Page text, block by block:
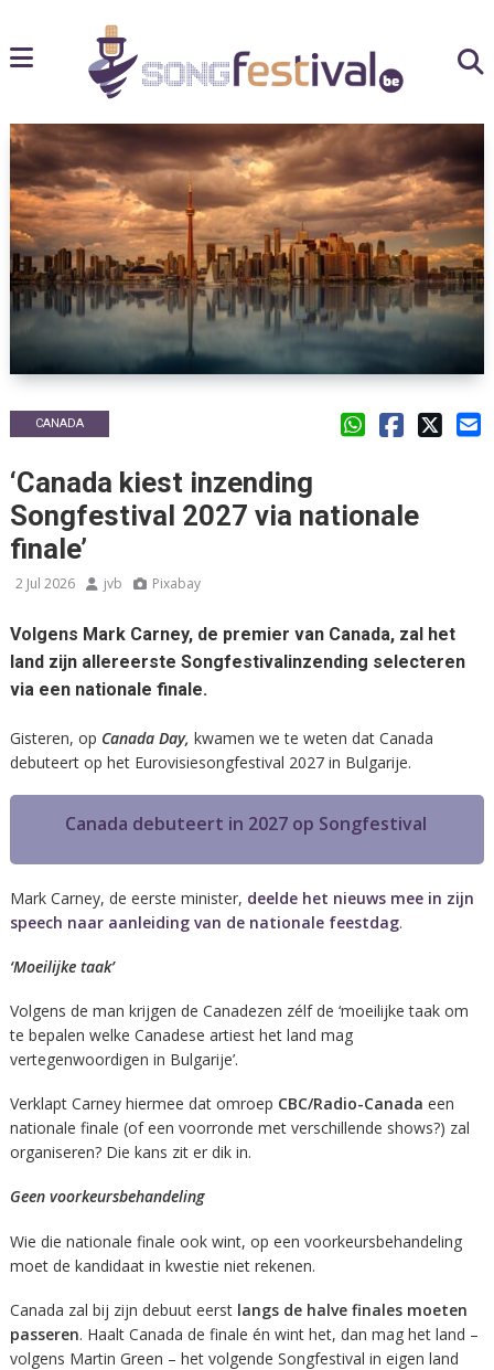
CANADA
‘Canada kiest inzending
Songfestival 2027 via nationale
finale’
2 Jul 2026 jvb Pixabay
Volgens Mark Carney, de premier van Canada, zal het
land zijn allereerste Songfestivalinzending selecteren
via een nationale finale.
Gisteren, op Canada Day, kwamen we te weten dat Canada
debuteert op het Eurovisiesongfestival 2027 in Bulgarije.
Canada debuteert in 2027 op Songfestival
Mark Carney, de eerste minister, deelde het nieuws mee in zijn
speech naar aanleiding van de nationale feestdag.
‘Moeilijke taak’
Volgens de man krijgen de Canadezen zélf de ‘moeilijke taak om
te bepalen welke Canadese artiest het land mag
vertegenwoordigen in Bulgarije’.
Verklapt Carney hiermee dat omroep CBC/Radio-Canada een
nationale finale (of een voorronde met verschillende shows?) zal
organiseren? Die kans zit er dik in.
Geen voorkeursbehandeling
Wie die nationale finale ook wint, op een voorkeursbehandeling
moet de kandidaat in kwestie niet rekenen.
Canada zal bij zijn debuut eerst langs de halve finales moeten
passeren. Haalt Canada de finale én wint het, dan mag het land –
volgens Martin Green – het volgende Songfestival in eigen land